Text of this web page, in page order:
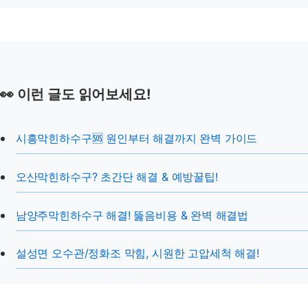
👀 이런 글도 읽어보세요!
시흥막힌하수구🆘 원인부터 해결까지 완벽 가이드
오산막힌하수구? 초간단 해결 & 예방꿀팁!
남양주막힌하수구 해결! 뚫음비용 & 완벽 해결법
설성면 오수관/정화조 막힘, 시원한 고압세척 해결!